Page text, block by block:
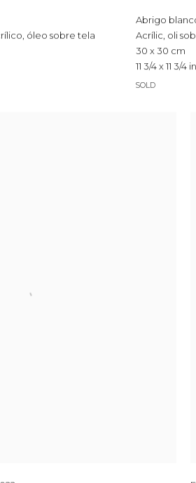
óleo sobre tela
Abrigo
Acrílic, oli
30 x 30 cm
11 3/4 x 11 3/4 in
SOLD